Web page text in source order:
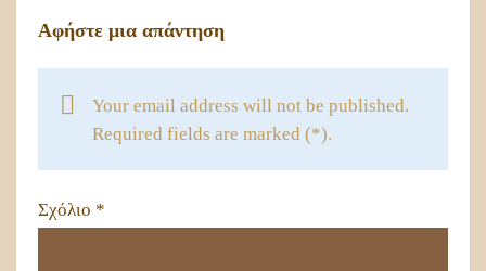
Αφήστε μια απάντηση
Your email address will not be published.
Required fields are marked (*).
Σχόλιο *